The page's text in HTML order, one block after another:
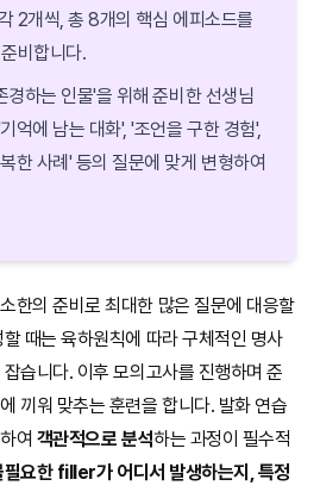
2개씩, 총 8개의 핵심 에피소드를
비합니다.
경하는 인물'을 위해 준비한 선생님
억에 남는 대화', '조언을 구한 경험',
한 사례' 등의 질문에 맞게 변형하여
한의 준비로 최대한 많은 질문에 대응할
때는 육하원칙에 따라 구체적인 명사
습니다. 이후 모의고사를 진행하며 준
끼워 맞추는 훈련을 합니다. 발화 연습
여 객관적으로 분석하는 과정이 필수적
필요한 filler가 어디서 발생하는지, 특정